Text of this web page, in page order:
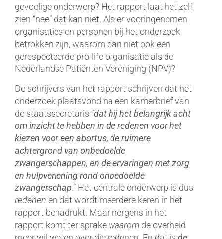
gevoelige onderwerp? Het rapport laat het zelf
zien “nee” dat kan niet. Als er vooringenomen
organisaties en personen bij het onderzoek
betrokken zijn, waarom dan niet ook een
gerespecteerde pro-life organisatie als de
Nederlandse Patiënten Vereniging (NPV)?
De schrijvers van het rapport schrijven dat het
onderzoek plaatsvond na een kamerbrief van
de staatssecretaris “dat hij het belangrijk acht
om inzicht te hebben in de redenen voor het
kiezen voor een abortus, de ruimere
achtergrond van onbedoelde
zwangerschappen, en de ervaringen met zorg
en hulpverlening rond onbedoelde
zwangerschap.” Het centrale onderwerp is dus
redenen en dat wordt meerdere keren in het
rapport benadrukt. Maar nergens in het
rapport komt ter sprake waarom de overheid